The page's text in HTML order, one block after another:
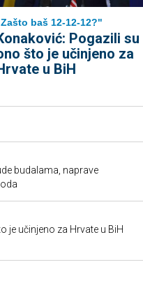
baš 12-12-12?"
Pogazili su
što je učinjeno za
u BiH
budalama, naprave
je učinjeno za Hrvate u BiH